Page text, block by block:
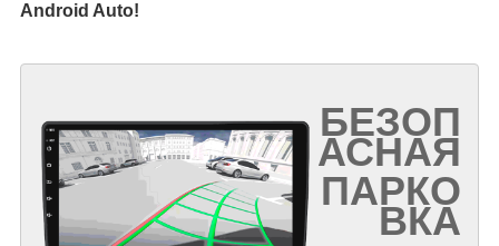
Android Auto!
БЕЗОП
АСНАЯ
ПАРКО
ВКА